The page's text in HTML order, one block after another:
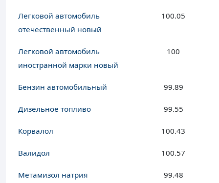
Легковой автомобиль
отечественный новый
100.05
Легковой автомобиль
иностранной марки новый
100
Бензин автомобильный 99.89
Дизельное топливо 99.55
Корвалол 100.43
Валидол 100.57
Метамизол натрия 99.48